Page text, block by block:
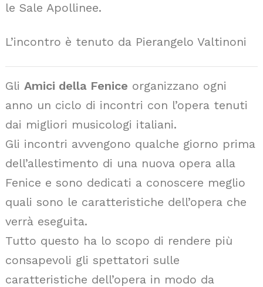
le Sale Apollinee.
L’incontro è tenuto da Pierangelo Valtinoni
Gli Amici della Fenice organizzano ogni
anno un ciclo di incontri con l’opera tenuti
dai migliori musicologi italiani.
Gli incontri avvengono qualche giorno prima
dell’allestimento di una nuova opera alla
Fenice e sono dedicati a conoscere meglio
quali sono le caratteristiche dell’opera che
verrà eseguita.
Tutto questo ha lo scopo di rendere più
consapevoli gli spettatori sulle
caratteristiche dell’opera in modo da